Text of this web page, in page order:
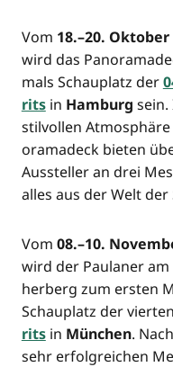
Vom 18.–20. Okto­ber
wird das
mals Schau­platz der
ritsin Ham­burg
stil­vol­len
ora­ma­deck bie­ten
Aus­stel­ler an drei
alles aus der Welt
Vom 08.–10.
wird der Pau­la­ner
her­berg zum ers­ten
Schau­platz der vier­ten
ritsin Mün­chen.
sehr erfolg­rei­chen